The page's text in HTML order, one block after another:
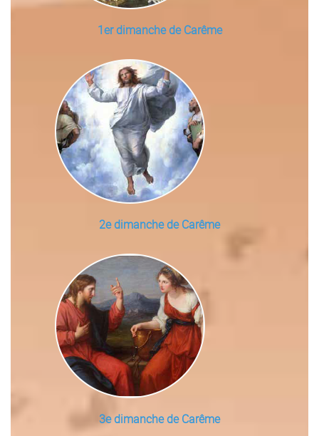
1er dimanche de Carême
2e dimanche de Carême
3e dimanche de Carême